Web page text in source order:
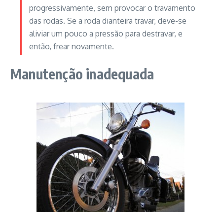
progressivamente, sem provocar o travamento
das rodas. Se a roda dianteira travar, deve-se
aliviar um pouco a pressão para destravar, e
então, frear novamente.
Manutenção inadequada